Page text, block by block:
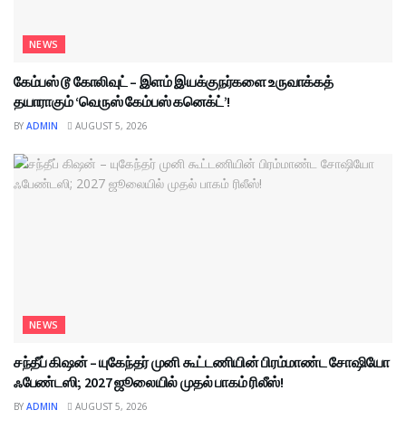
NEWS
கேம்பஸ் டூ கோலிவுட் – இளம் இயக்குநர்களை உருவாக்கத்
தயாராகும் ‘வெருஸ் கேம்பஸ் கனெக்ட்’!
BY ADMIN AUGUST 5, 2026
NEWS
சந்தீப் கிஷன் – யுகேந்தர் முனி கூட்டணியின் பிரம்மாண்ட சோஷியோ
ஃபேண்டஸி; 2027 ஜூலையில் முதல் பாகம் ரிலீஸ்!
BY ADMIN AUGUST 5, 2026